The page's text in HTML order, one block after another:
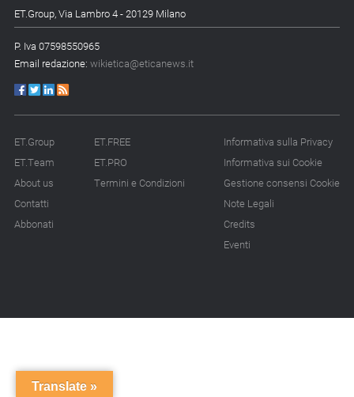
ET.Group, Via Lambro 4 - 20129 Milano
P. Iva 07598550965
Email redazione: wikietica@eticanews.it
ET.Group
ET.Team
About us
Contatti
Abbonati
ET.FREE
ET.PRO
Termini e Condizioni
Informativa sulla Privacy
Informativa sui Cookie
Gestione consensi Cookie
Note Legali
Credits
Eventi
Translate »